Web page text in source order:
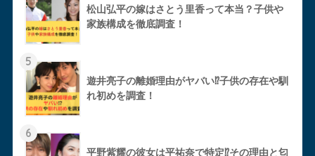
松山弘平の嫁はさとう里香って本当？子供や
家族構成を徹底調査！
5
遊井亮子の離婚理由がヤバい⁉︎子供の存在や馴
れ初めを調査！
6
平野紫耀の彼女は平祐奈で特定⁉︎その理由と匂